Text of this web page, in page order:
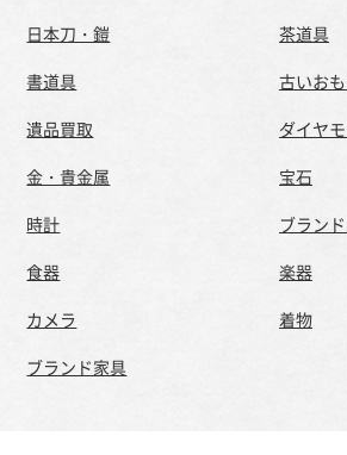
日本刀・鎧
茶道具
書道具
古いお
遺品買取
ダイヤ
金・貴金属
宝石
時計
ブラン
食器
楽器
カメラ
着物
ブランド家具